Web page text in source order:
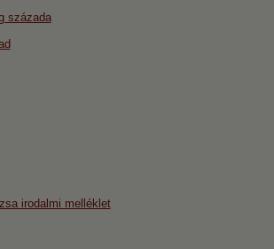
százada
irodalmi melléklet